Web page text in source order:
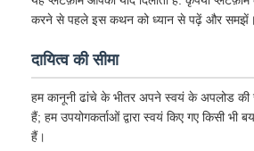
करने से पहले इस कथन को ध्यान से पढ़ें और समझें।
दायित्व की सीमा
हम कानूनी ढांचे के भीतर अपने स्वयं के अपलोड की
हैं; हम उपयोगकर्ताओं द्वारा स्वयं किए गए किसी भी
हैं।